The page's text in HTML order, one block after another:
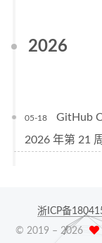
2026
05-18
GitHub
2026 年第 21
浙ICP备
© 2019 – 2026